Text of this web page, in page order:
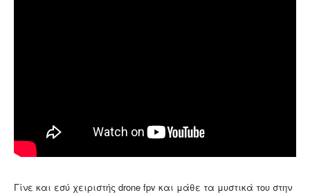
Γίνε και εσύ χειριστής drone fpv και μάθε τα μυστικά του στην